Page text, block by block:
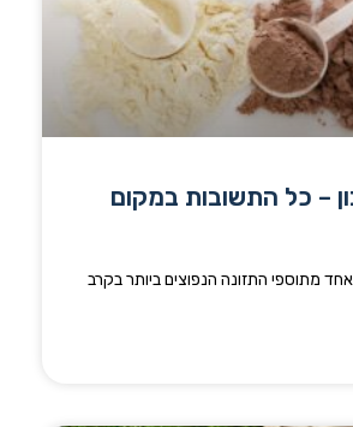
– כל התשובות במקום
מתוספי התזונה הנפוצים ביותר בקרב